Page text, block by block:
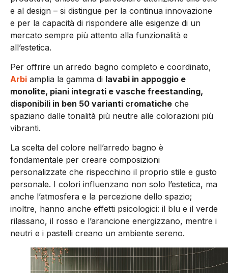
e al design – si distingue per la continua innovazione
e per la capacità di rispondere alle esigenze di un
mercato sempre più attento alla funzionalità e
all’estetica.
Per offrire un arredo bagno completo e coordinato,
Arbi amplia la gamma di lavabi in appoggio e
monolite, piani integrati e vasche freestanding,
disponibili in ben 50 varianti cromatiche che
spaziano dalle tonalità più neutre alle colorazioni più
vibranti.
La scelta del colore nell’arredo bagno è
fondamentale per creare composizioni
personalizzate che rispecchino il proprio stile e gusto
personale. I colori influenzano non solo l’estetica, ma
anche l’atmosfera e la percezione dello spazio;
inoltre, hanno anche effetti psicologici: il blu e il verde
rilassano, il rosso e l’arancione energizzano, mentre i
neutri e i pastelli creano un ambiente sereno.